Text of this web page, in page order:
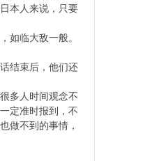
本人来说，只要
如临大敌一般。
结束后，他们还
多人时间观念不
定准时报到，不
做不到的事情，